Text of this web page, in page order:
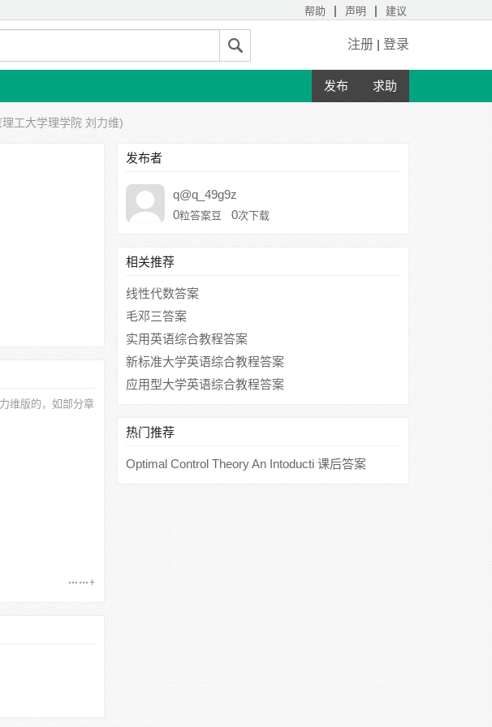
帮助 | 声明 | 建议
注册 | 登录
发布 求助
工大学理学院 刘力维)
维版的，如部分章
发布者
q@q_49g9z
0粒答案豆 0次下载
相关推荐
线性代数答案
毛邓三答案
实用英语综合教程答案
新标准大学英语综合教程答案
应用型大学英语综合教程答案
热门推荐
Optimal Control Theory An Intoducti 课后答案